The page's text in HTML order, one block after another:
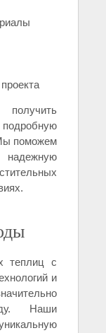
поможем
теплиц с
и
Наши